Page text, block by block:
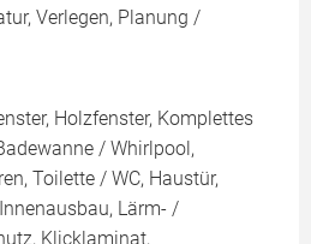
Verlegen, Planung /
Holzfenster, Komplettes
/ Whirlpool,
Toilette / WC, Haustür,
Lärm- /
Klicklaminat,